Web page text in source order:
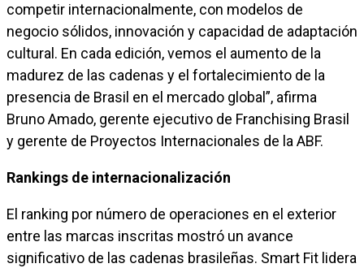
competir internacionalmente, con modelos de
negocio sólidos, innovación y capacidad de adaptación
cultural. En cada edición, vemos el aumento de la
madurez de las cadenas y el fortalecimiento de la
presencia de Brasil en el mercado global”, afirma
Bruno Amado, gerente ejecutivo de Franchising Brasil
y gerente de Proyectos Internacionales de la ABF.
Rankings de internacionalización
El ranking por número de operaciones en el exterior
entre las marcas inscritas mostró un avance
significativo de las cadenas brasileñas. Smart Fit lidera